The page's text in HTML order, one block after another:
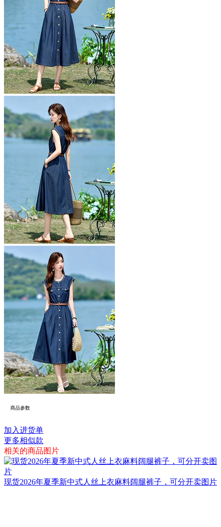
商品参数
加入进货单
更多相似款
相关的商品图片
现货2026年夏季新中式人丝上衣麻料阔腿裤子，可分开卖图片